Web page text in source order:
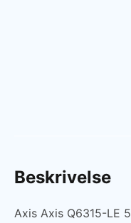
Beskrivelse
Axis Axis Q6315-LE